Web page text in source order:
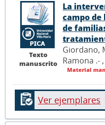
Texto
manuscrito
La
campo
de
Giordano,
Ramona .- ,
Material
Ver ejemplares